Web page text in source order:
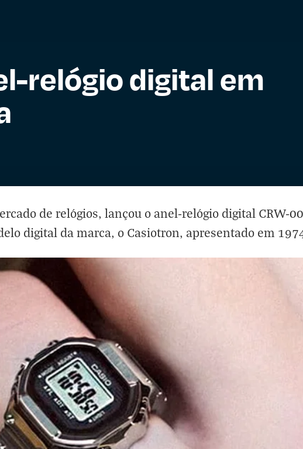
relógio digital em
de relógios, lançou o anel-relógio digital CRW-
digital da marca, o Casiotron, apresentado em